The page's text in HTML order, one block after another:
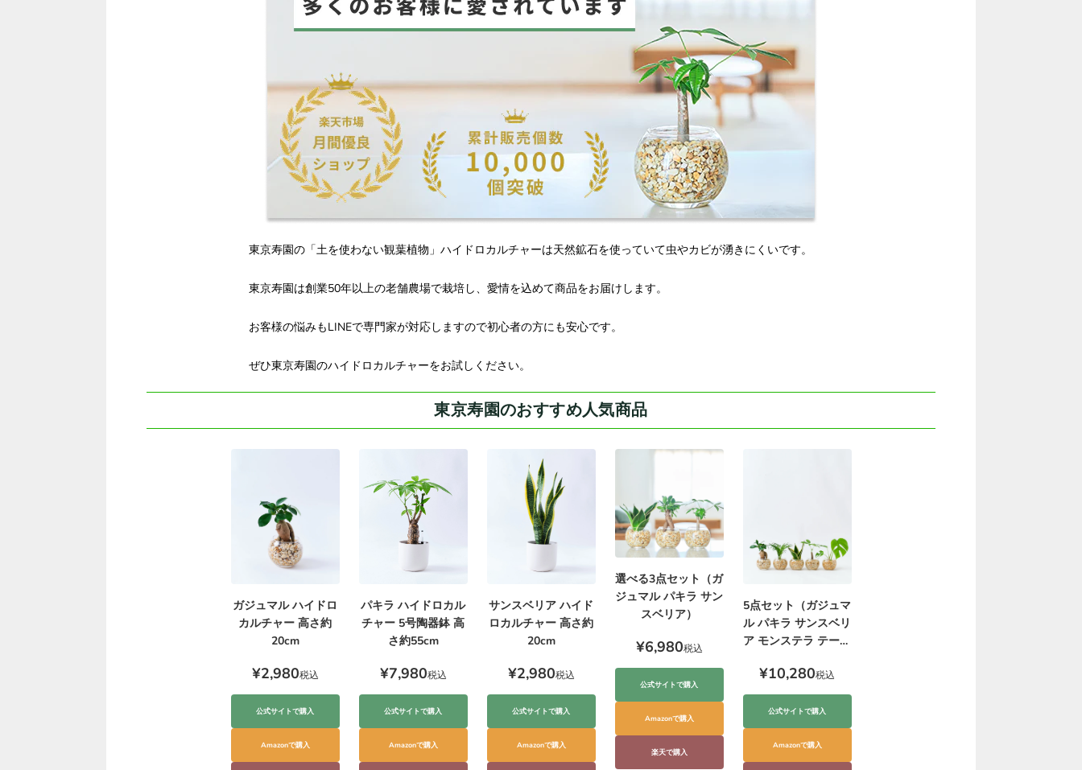
東京寿園の「土を使わない観葉植物」ハイドロカルチャーは天然鉱石を使っていて虫やカビが湧きにくいです。
東京寿園は創業50年以上の老舗農場で栽培し、愛情を込めて商品をお届けします。
お客様の悩みもLINEで専門家が対応しますので初心者の方にも安心です。
ぜひ東京寿園のハイドロカルチャーをお試しください。
東京寿園のおすすめ人気商品
ガジュマル ハイドロ
カルチャー 高さ約
20cm
¥2,980税込
公式サイトで購入
Amazonで購入
パキラ ハイドロカル
チャー 5号陶器鉢 高
さ約55cm
¥7,980税込
公式サイトで購入
Amazonで購入
サンスベリア ハイド
ロカルチャー 高さ約
20cm
¥2,980税込
公式サイトで購入
Amazonで購入
選べる3点セット（ガ
ジュマル パキラ サン
スベリア）
¥6,980税込
公式サイトで購入
Amazonで購入
楽天で購入
5点セット（ガジュマ
ル パキラ サンスベリ
ア モンステラ テーブ
ルチャー
¥10,280税込
公式サイトで購入
Amazonで購入